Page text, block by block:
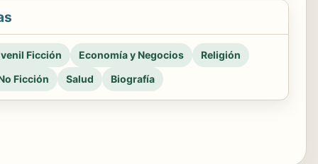
Ficción Economía y Negocios
Religión
Ficción
Salud Biografía